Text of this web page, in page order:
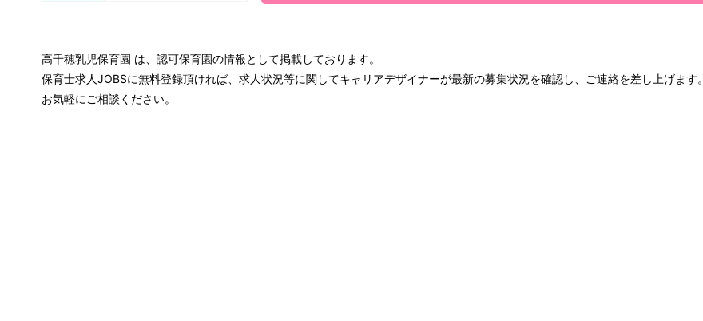
高千穂乳児保育園 は、認可保育園の情報として掲載しております。
保育士求人JOBSに無料登録頂ければ、求人状況等に関してキャリアデザイナーが最新の募集状況を確認し、ご連絡を差し上げます。
お気軽にご相談ください。